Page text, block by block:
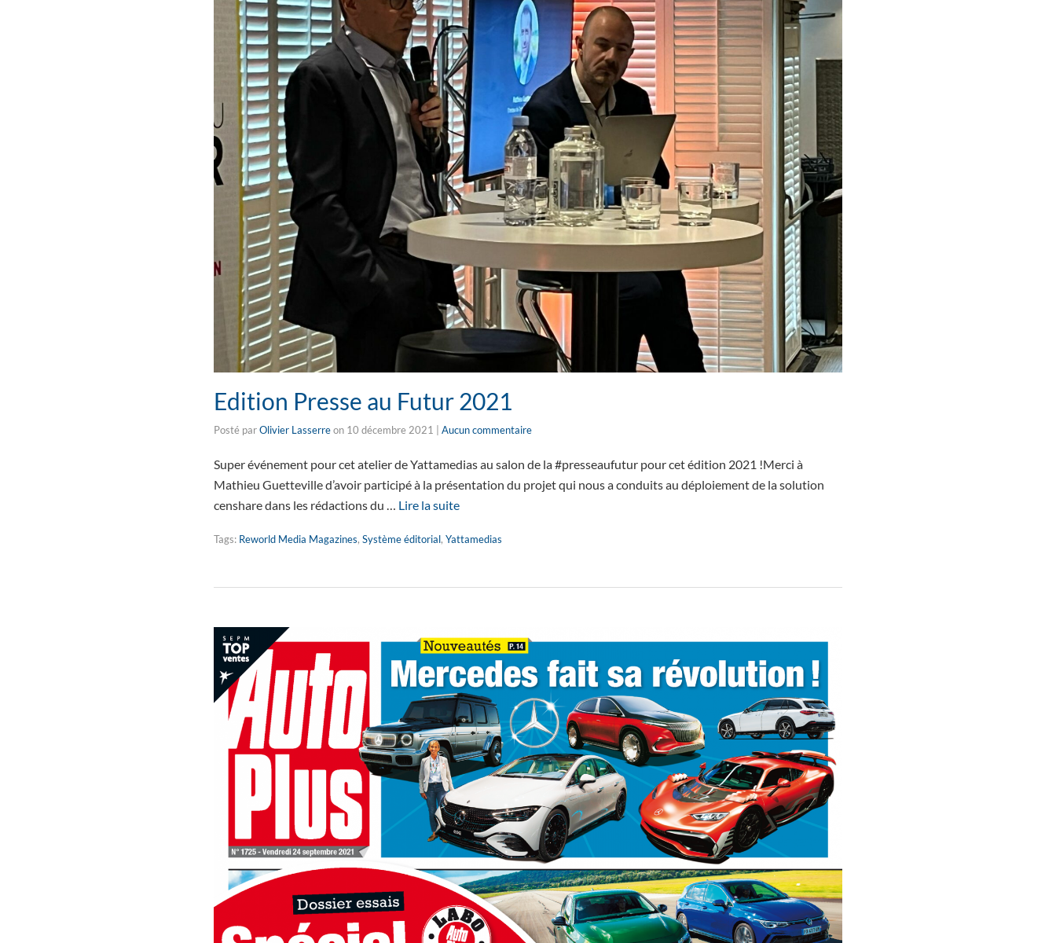
Edition Presse au Futur 2021
Posté parOlivier Lasserreon 10 décembre 2021 | Aucun commentaire
Super événement pour cet atelier de Yattamedias au salon de la #presseaufutur pour cet édition 2021 !Merci à
Mathieu Guetteville d’avoir participé à la présentation du projet qui nous a conduits au déploiement de la solution
censhare dans les rédactions du … Lire la suite
Tags: Reworld Media Magazines, Système éditorial, Yattamedias